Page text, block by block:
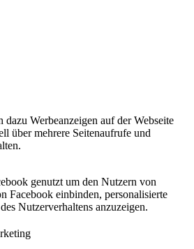
Werbeanzeigen auf der Webseite
über mehrere Seitenaufrufe und
genutzt um den Nutzern von
Facebook einbinden, personalisierte
Nutzerverhaltens anzuzeigen.